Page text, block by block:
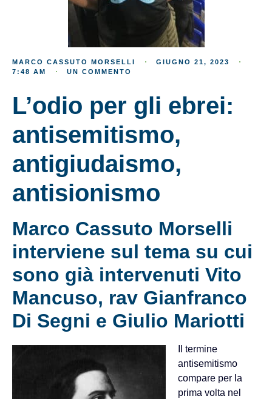
MARCO CASSUTO MORSELLI
GIUGNO 21, 2023
7:48 AM
UN COMMENTO
L’odio per gli ebrei:
antisemitismo,
antigiudaismo,
antisionismo
Marco Cassuto Morselli
interviene sul tema su cui
sono già intervenuti Vito
Mancuso, rav Gianfranco
Di Segni e Giulio Mariotti
Il termine
antisemitismo
compare per la
prima volta nel